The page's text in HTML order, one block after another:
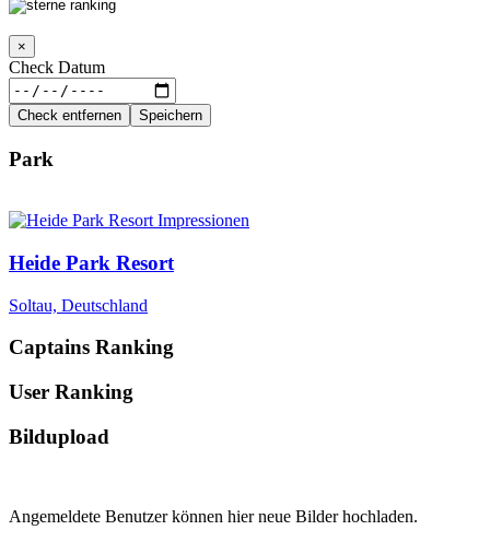
×
Check Datum
Check entfernen Speichern
Park
Heide Park Resort
Soltau, Deutschland
Captains Ranking
User Ranking
Bildupload
Angemeldete Benutzer können hier neue Bilder hochladen.